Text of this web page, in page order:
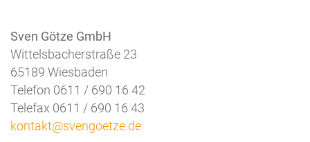
Sven Götze GmbH
Wittelsbacherstraße 23
65189 Wiesbaden
Telefon 0611 / 690 16 42
Telefax 0611 / 690 16 43
kontakt@svengoetze.de